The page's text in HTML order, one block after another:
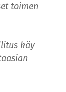
toimen
käy